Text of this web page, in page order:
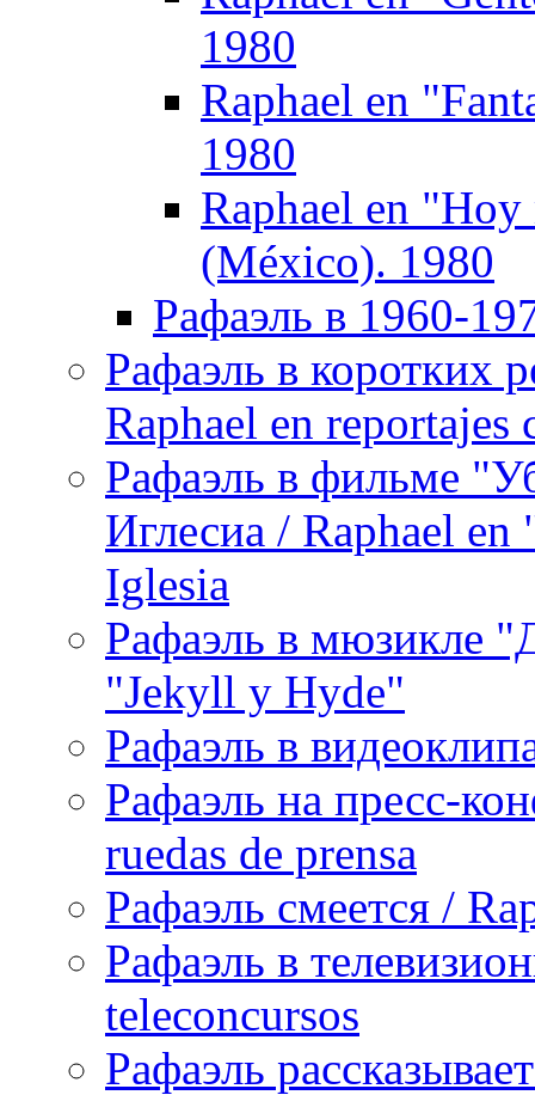
1980
Raphael en
1980
Raphael en
(México). 1980
Рафаэль в 1960-
Рафаэль в коротких
Raphael en reportajes
Рафаэль в фильме
Иглесиа / Raphael
Iglesia
Рафаэль в мюзикле
"Jekyll y Hyde"
Рафаэль в
Рафаэль на пресс-
ruedas de prensa
Рафаэль смеется /
Рафаэль в
teleconcursos
Рафаэль